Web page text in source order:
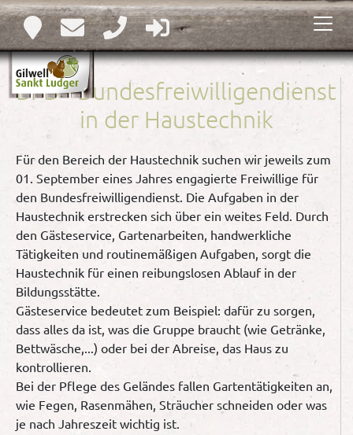
BFD - Bundesfreiwilligendienst
in der Haustechnik
Für den Bereich der Haustechnik suchen wir jeweils zum
01. September eines Jahres engagierte Freiwillige für
den Bundesfreiwilligendienst. Die Aufgaben in der
Haustechnik erstrecken sich über ein weites Feld. Durch
den Gästeservice, Gartenarbeiten, handwerkliche
Tätigkeiten und routinemäßigen Aufgaben, sorgt die
Haustechnik für einen reibungslosen Ablauf in der
Bildungsstätte.
Gästeservice bedeutet zum Beispiel: dafür zu sorgen,
dass alles da ist, was die Gruppe braucht (wie Getränke,
Bettwäsche,...) oder bei der Abreise, das Haus zu
kontrollieren.
Bei der Pflege des Geländes fallen Gartentätigkeiten an,
wie Fegen, Rasenmähen, Sträucher schneiden oder was
je nach Jahreszeit wichtig ist.